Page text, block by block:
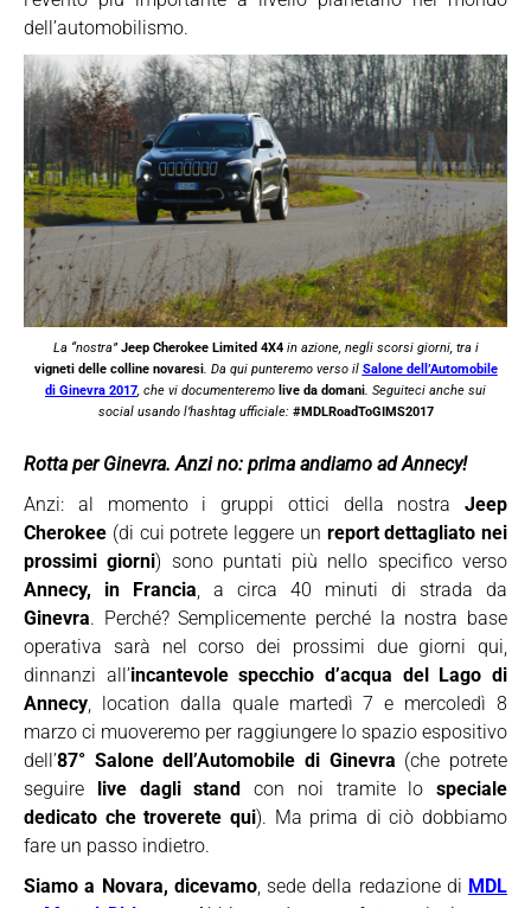
dell’automobilismo.
La “nostra”Jeep Cherokee Limited 4X4in azione, negli scorsi giorni, tra i
vigneti delle colline novaresi. Da qui punteremo verso il Salone dell’Automobile
di Ginevra 2017 , che vi documenteremo live da domani . Seguiteci anche sui
social usando l’hashtag ufficiale: #MDLRoadToGIMS2017
Rotta per Ginevra. Anzi no: prima andiamo ad Annecy!
Anzi: al momento i gruppi ottici della nostra Jeep
Cherokee (di cui potrete leggere un report dettagliato nei
prossimi giorni) sono puntati più nello specifico verso
Annecy, in Francia , a circa 40 minuti di strada da
Ginevra. Perché? Semplicemente perché la nostra base
operativa sarà nel corso dei prossimi due giorni qui,
dinnanzi all’incantevole specchio d’acqua del Lago di
Annecy , location dalla quale martedì 7 e mercoledì 8
marzo ci muoveremo per raggiungere lo spazio espositivo
dell’87° Salone dell’Automobile di Ginevra (che potrete
seguire live dagli stand con noi tramite lo speciale
dedicato che troverete qui). Ma prima di ciò dobbiamo
fare un passo indietro.
Siamo a Novara, dicevamo, sede della redazione di MDL